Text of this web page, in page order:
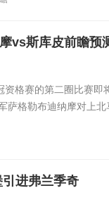
vs斯库皮前瞻
格赛的第二圈比赛
萨格勒布迪纳摩对上
进弗兰季奇